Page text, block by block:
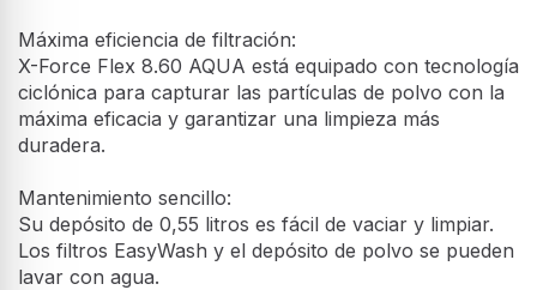
Máxima eficiencia de filtración:
X-Force Flex 8.60 AQUA está equipado con tecnología
ciclónica para capturar las partículas de polvo con la
máxima eficacia y garantizar una limpieza más
duradera.
Mantenimiento sencillo:
Su depósito de 0,55 litros es fácil de vaciar y limpiar.
Los filtros EasyWash y el depósito de polvo se pueden
lavar con agua.